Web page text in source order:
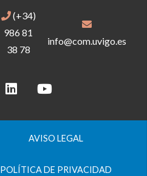
(+34)
986 81
38 78
info@com.uvigo.es
AVISO LEGAL
POLÍTICA DE PRIVACIDAD